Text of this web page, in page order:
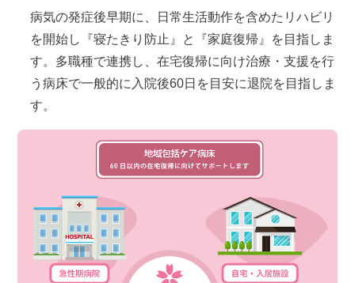
病気の発症後早期に、日常生活動作を含めたリハビリ
を開始し『寝たきり防止』と『家庭復帰』を目指しま
す。多職種で連携し、在宅復帰に向け治療・支援を行
う病床で一般的に入院後60日を目安に退院を目指しま
す。